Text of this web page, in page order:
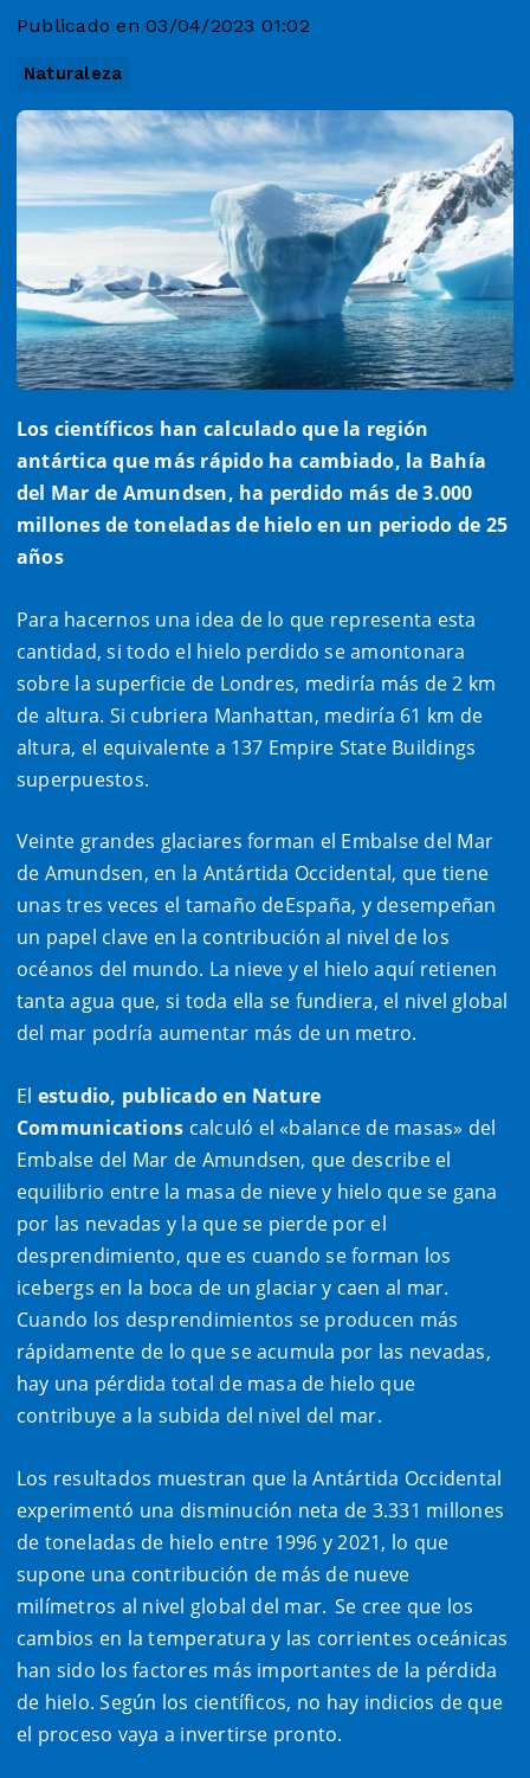
Publicado en 03/04/2023 01:02
Naturaleza
Los científicos han calculado que la región
antártica que más rápido ha cambiado, la Bahía
del Mar de Amundsen, ha perdido más de 3.000
millones de toneladas de hielo en un periodo de 25
años
Para hacernos una idea de lo que representa esta
cantidad, si todo el hielo perdido se amontonara
sobre la superficie de Londres, mediría más de 2 km
de altura. Si cubriera Manhattan, mediría 61 km de
altura, el equivalente a 137 Empire State Buildings
superpuestos.
Veinte grandes glaciares forman el Embalse del Mar
de Amundsen, en la Antártida Occidental, que tiene
unas tres veces el tamaño deEspaña, y desempeñan
un papel clave en la contribución al nivel de los
océanos del mundo. La nieve y el hielo aquí retienen
tanta agua que, si toda ella se fundiera, el nivel global
del mar podría aumentar más de un metro.
El estudio, publicado en Nature
Communications calculó el «balance de masas» del
Embalse del Mar de Amundsen, que describe el
equilibrio entre la masa de nieve y hielo que se gana
por las nevadas y la que se pierde por el
desprendimiento, que es cuando se forman los
icebergs en la boca de un glaciar y caen al mar.
Cuando los desprendimientos se producen más
rápidamente de lo que se acumula por las nevadas,
hay una pérdida total de masa de hielo que
contribuye a la subida del nivel del mar.
Los resultados muestran que la Antártida Occidental
experimentó una disminución neta de 3.331 millones
de toneladas de hielo entre 1996 y 2021, lo que
supone una contribución de más de nueve
milímetros al nivel global del mar. Se cree que los
cambios en la temperatura y las corrientes oceánicas
han sido los factores más importantes de la pérdida
de hielo. Según los científicos, no hay indicios de que
el proceso vaya a invertirse pronto.